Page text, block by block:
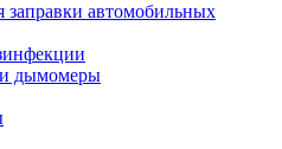
заправки автомобильных
и дымомеры